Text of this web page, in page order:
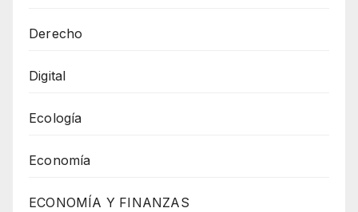
Derecho
Digital
Ecología
Economía
ECONOMÍA Y FINANZAS